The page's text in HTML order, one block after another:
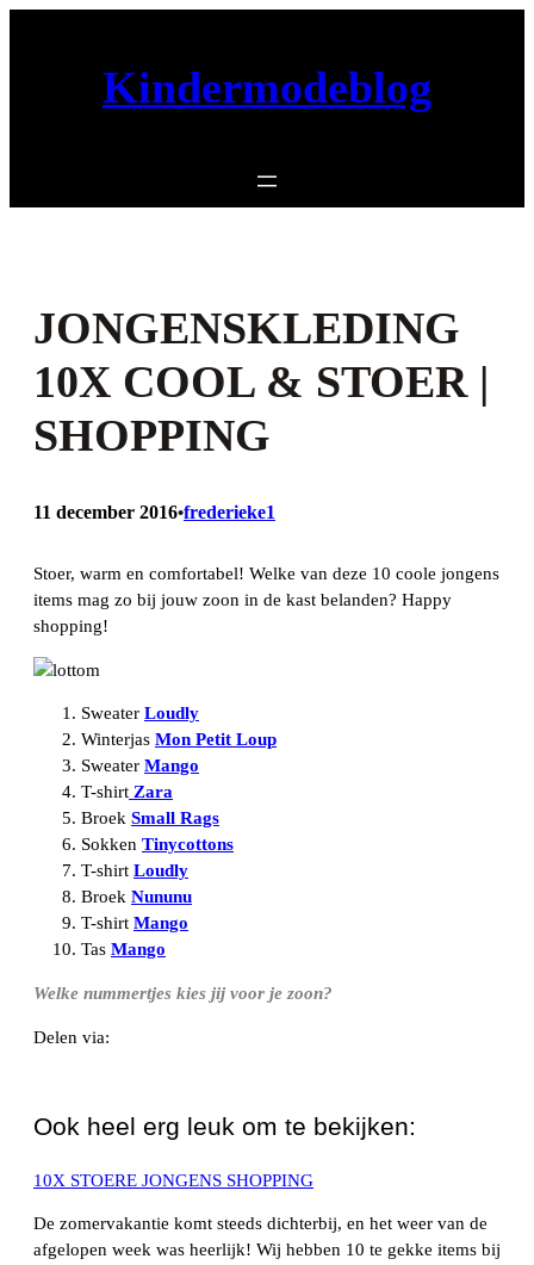
Kindermodeblog
JONGENSKLEDING
10X COOL & STOER |
SHOPPING
11 december 2016•frederieke1
Stoer, warm en comfortabel! Welke van deze 10 coole jongens
items mag zo bij jouw zoon in de kast belanden? Happy
shopping!
Sweater Loudly
Winterjas Mon Petit Loup
Sweater Mango
T-shirt Zara
Broek Small Rags
Sokken Tinycottons
T-shirt Loudly
Broek Nununu
T-shirt Mango
Tas Mango
Welke nummertjes kies jij voor je zoon?
Delen via:
Ook heel erg leuk om te bekijken:
10X STOERE JONGENS SHOPPING
De zomervakantie komt steeds dichterbij, en het weer van de
afgelopen week was heerlijk! Wij hebben 10 te gekke items bij